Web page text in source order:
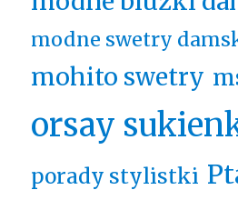
modne swetry
mohito swetry
orsay
porady stylistki